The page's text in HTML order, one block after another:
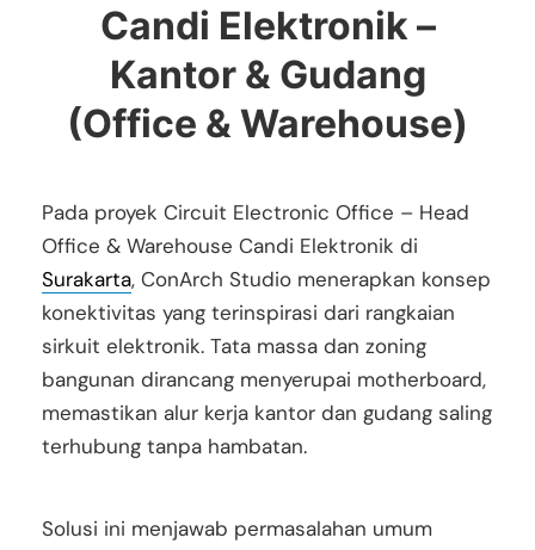
Candi Elektronik –
Kantor & Gudang
(Office & Warehouse)
Pada proyek Circuit Electronic Office – Head
Office & Warehouse Candi Elektronik di
Surakarta, ConArch Studio menerapkan konsep
konektivitas yang terinspirasi dari rangkaian
sirkuit elektronik. Tata massa dan zoning
bangunan dirancang menyerupai motherboard,
memastikan alur kerja kantor dan gudang saling
terhubung tanpa hambatan.
Solusi ini menjawab permasalahan umum